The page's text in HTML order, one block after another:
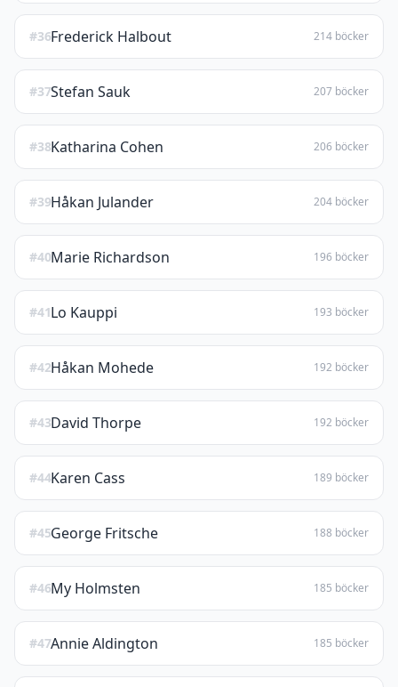
#36Frederick Halbout 214 böcker
#37Stefan Sauk 207 böcker
#38Katharina Cohen 206 böcker
#39Håkan Julander 204 böcker
#40Marie Richardson 196 böcker
#41Lo Kauppi 193 böcker
#42Håkan Mohede 192 böcker
#43David Thorpe 192 böcker
#44Karen Cass 189 böcker
#45George Fritsche 188 böcker
#46My Holmsten 185 böcker
#47Annie Aldington 185 böcker